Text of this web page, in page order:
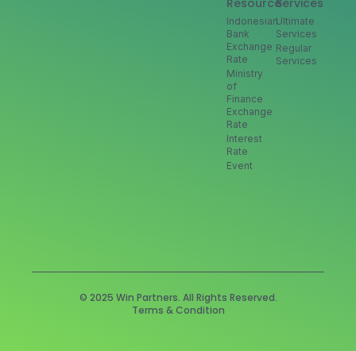
Services
Ultimate
Services
Regular
Services
Resource
Indonesian
Bank
Exchange
Rate
Ministry
of
Finance
Exchange
Rate
Interest
Rate
Event
© 2025 Win Partners. All Rights Reserved.
Terms & Condition